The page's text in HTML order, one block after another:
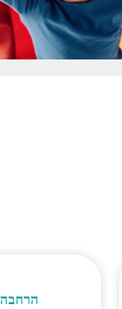
הרחבה